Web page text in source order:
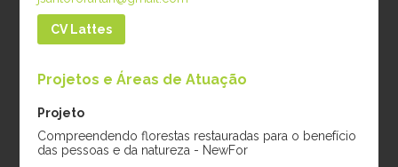
CV Lattes
Projetos e Áreas de Atuação
Projeto
Compreendendo florestas restauradas para o benefício
das pessoas e da natureza - NewFor
pessoas e da natureza -
NewFor